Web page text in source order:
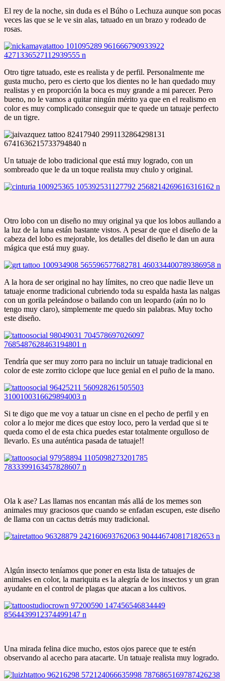
El rey de la noche, sin duda es el Búho o Lechuza aunque son pocas
veces las que se le ve sin alas, tatuado en un brazo y rodeado de
rosas.
Otro tigre tatuado, este es realista y de perfil. Personalmente me
gusta mucho, pero es cierto que los dientes no le han quedado muy
realistas y en proporción la boca es muy grande a mi parecer. Pero
bueno, no le vamos a quitar ningún mérito ya que en el realismo en
color es muy complicado conseguir que te quede un tatuaje perfecto
de un tigre.
Un tatuaje de lobo tradicional que está muy logrado, con un
sombreado que le da un toque realista muy chulo y original.
Otro lobo con un diseño no muy original ya que los lobos aullando a
la luz de la luna están bastante vistos. A pesar de que el diseño de la
cabeza del lobo es mejorable, los detalles del diseño le dan un aura
mágica que está muy guay.
A la hora de ser original no hay límites, no creo que nadie lleve un
tatuaje enorme tradicional cubriendo toda su espalda hasta las nalgas
con un gorila peleándose o bailando con un leopardo (aún no lo
tengo muy claro), simplemente me quedo sin palabras. Muy tocho
este diseño.
Tendría que ser muy zorro para no incluir un tatuaje tradicional en
color de este zorrito ciclope que luce genial en el puño de la mano.
Si te digo que me voy a tatuar un cisne en el pecho de perfil y en
color a lo mejor me dices que estoy loco, pero la verdad que si te
queda como el de esta chica puedes estar totalmente orgulloso de
llevarlo. Es una auténtica pasada de tatuaje!!
Ola k ase? Las llamas nos encantan más allá de los memes son
animales muy graciosos que cuando se enfadan escupen, este diseño
de llama con un cactus detrás muy tradicional.
Algún insecto teníamos que poner en esta lista de tatuajes de
animales en color, la mariquita es la alegría de los insectos y un gran
ayudante en el control de plagas que atacan a los cultivos.
Una mirada felina dice mucho, estos ojos parece que te estén
observando al acecho para atacarte. Un tatuaje realista muy logrado.